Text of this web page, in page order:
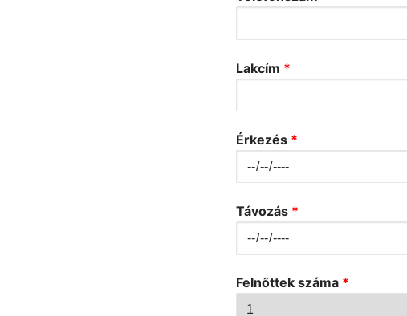
Lakcím *
Érkezés *
Távozás *
Felnőttek száma *